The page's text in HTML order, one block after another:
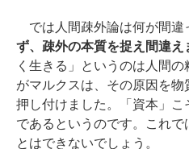
では人間疎外論は何が間違
ず、疎外の本質を捉え間違え
く生きる」というのは人間
がマルクスは、その原因を
押し付けました。「資本」
であるというのです。これで
とはできないでしょう。